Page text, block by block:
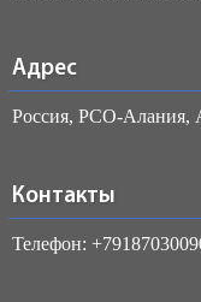
Адрес
Россия, РСО-Алания,
Контакты
Телефон: